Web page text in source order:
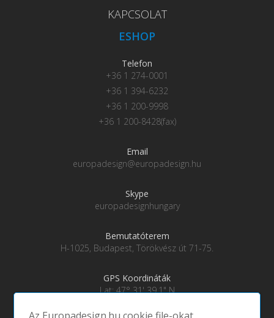
KAPCSOLAT
ESHOP
Telefon
+36 1 274-0001
+36 1 394-6232
+36 1 200-9998
+36 1 200-8428(fax)
Email
europadesign@europadesign.hu
Skype
europadesignhungary
Bemutatóterem
H-1025, Budapest, Törökvész út 71-75.
GPS Koordináták
Lat: 47° 31' 39.1" N